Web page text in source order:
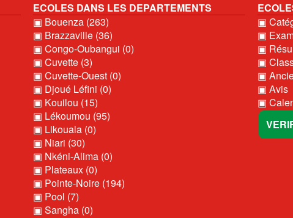
ECOLES DANS LES DEPARTEMENTS
▣ Bouenza (263)
▣ Brazzaville (36)
▣ Congo-Oubangui (0)
▣ Cuvette (3)
▣ Cuvette-Ouest (0)
▣ Djoué Léfini (0)
▣ Kouilou (15)
▣ Lékoumou (95)
▣ Likouala (0)
▣ Niari (30)
▣ Nkéni-Alima (0)
▣ Plateaux (0)
▣ Pointe-Noire (194)
▣ Pool (7)
▣ Sangha (0)
▣
▣
▣
▣
▣
▣ Avis
▣